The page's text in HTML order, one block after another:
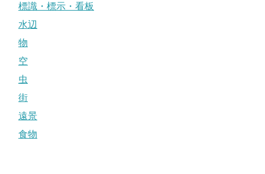
標識・標示・看板
水辺
物
空
虫
街
遠景
食物